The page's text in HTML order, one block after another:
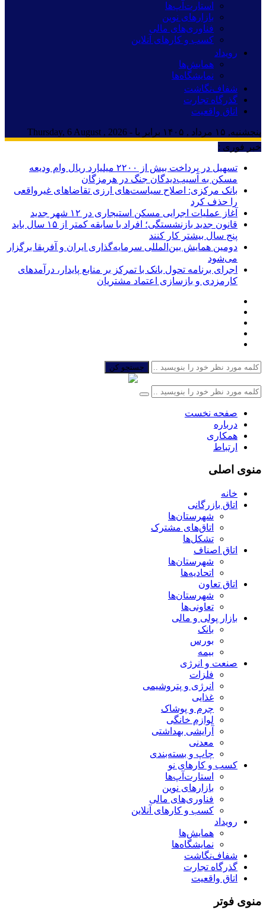
استارت‌آپ‌ها
بازارهای نوین
فناوری‌های مالی
کسب و کارهای آنلاین
رویداد
همایش‌ها
نمایشگاه‌ها
شفاف‌نگاشت
گذرگاه تجارت
اتاق واقعیت
پنجشنبه, ۱۵ مرداد , ۱۴۰۵ برابر با - Thursday, 6 August , 2026
خبر فوری :
تسهیل در پرداخت بیش از ۲۲۰۰ میلیارد ریال وام ودیعه
مسکن به آسیب‌دیدگان جنگ در هرمزگان
بانک مرکزی: اصلاح سیاست‌های ارزی تقاضاهای غیرواقعی
را حذف کرد
آغاز عملیات اجرایی مسکن استیجاری در ۱۲ شهر جدید
قانون جدید بازنشستگی؛ افراد با سابقه کمتر از ۱۵ سال باید
پنج سال بیشتر کار کنند
دومین همایش بین‌المللی سرمایه‌گذاری ایران و آفریقا برگزار
می‌شود
اجرای برنامه تحول بانک با تمرکز بر منابع پایدار، درآمدهای
کارمزدی و بازسازی اعتماد مشتریان
جستجو کن
صفحه نخست
درباره
همکاری
ارتباط
منوی اصلی
خانه
اتاق بازرگانی
شهرستان‌ها
اتاق‌های مشترک
تشکل‌ها
اتاق اصناف
شهرستان‌ها
اتحادیه‌ها
اتاق تعاون
شهرستان‌ها
تعاونی‌ها
بازار پولی و مالی
بانک
بورس
بیمه
صنعت و انرژی
فلزات
انرژی و پتروشیمی
غذایی
چرم و پوشاک
لوازم خانگی
آرایشی بهداشتی
معدنی
چاپ و بسته‌بندی
کسب و کارهای نو
استارت‌آپ‌ها
بازارهای نوین
فناوری‌های مالی
کسب و کارهای آنلاین
رویداد
همایش‌ها
نمایشگاه‌ها
شفاف‌نگاشت
گذرگاه تجارت
اتاق واقعیت
منوی فوتر